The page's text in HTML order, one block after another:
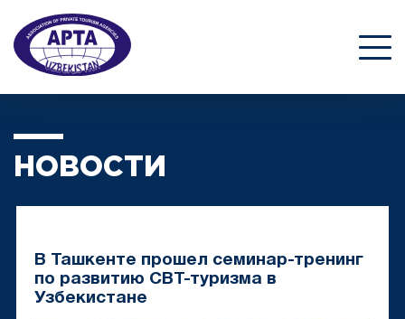
НОВОСТИ
В Ташкенте прошел семинар-тренинг
по развитию СВТ-туризма в
Узбекистане